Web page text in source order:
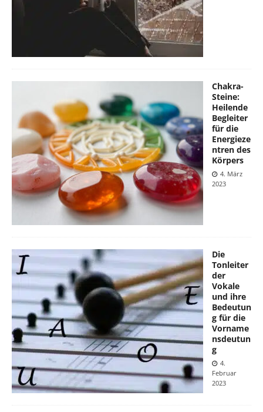
Chakra-
Steine:
Heilende
Begleiter
für die
Energieze
ntren des
Körpers
4. März
2023
Die
Tonleiter
der
Vokale
und ihre
Bedeutun
g für die
Vorname
nsdeutun
g
4.
Februar
2023